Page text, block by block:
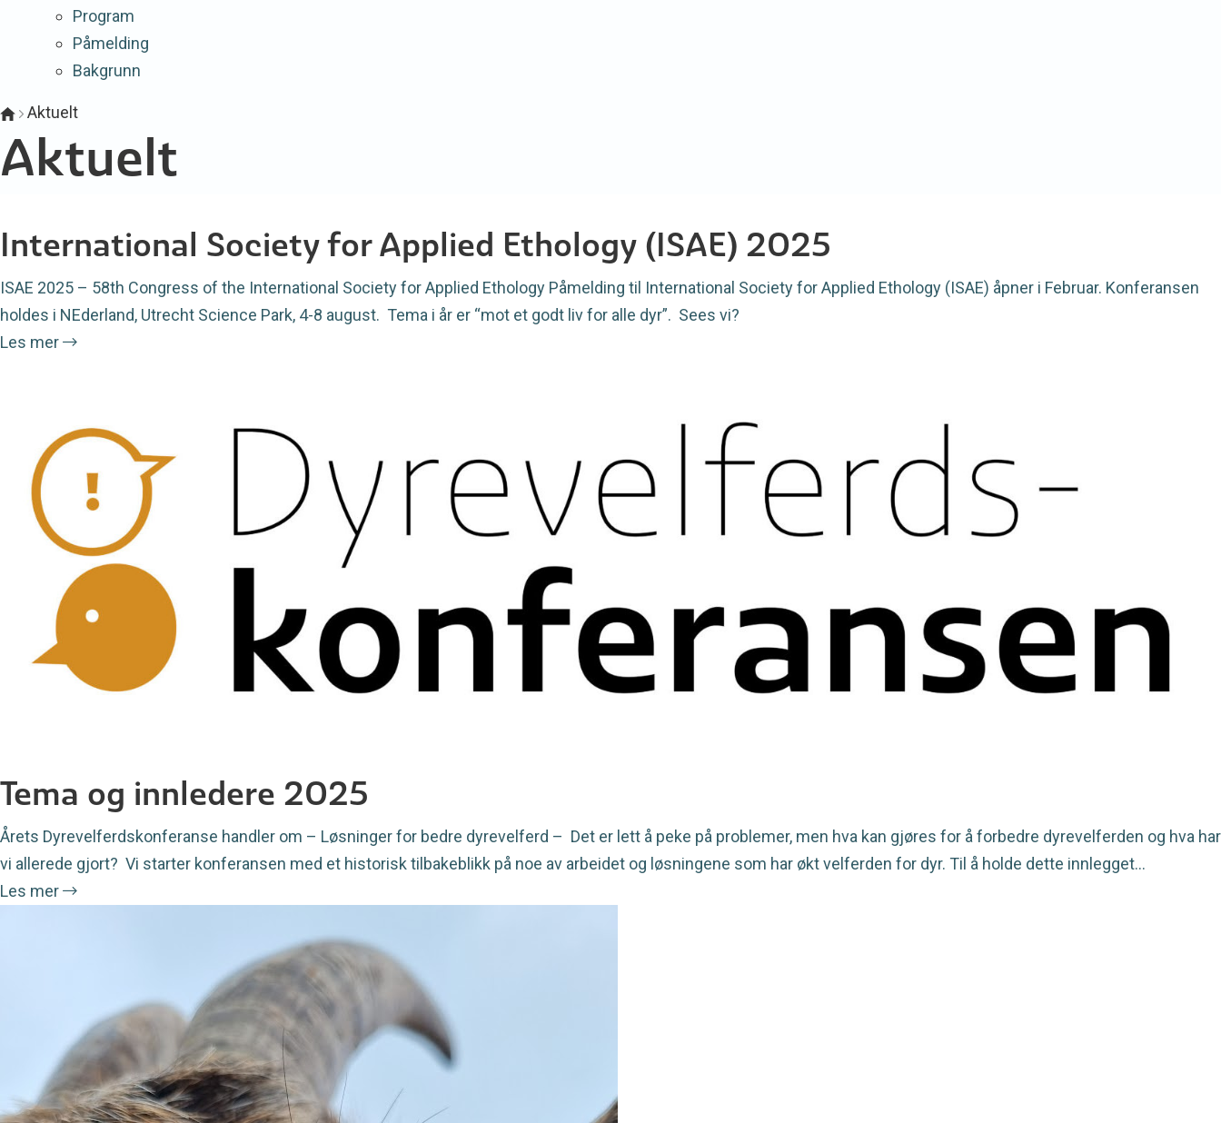
Program
Påmelding
Bakgrunn
Aktuelt
Aktuelt
International Society for Applied Ethology (ISAE) 2025
ISAE 2025 – 58th Congress of the International Society for Applied Ethology Påmelding til International Society for Applied Ethology (ISAE) åpner i Februar. Konferansen
holdes i NEderland, Utrecht Science Park, 4-8 august. Tema i år er “mot et godt liv for alle dyr”. Sees vi?
Les mer
Tema og innledere 2025
Årets Dyrevelferdskonferanse handler om – Løsninger for bedre dyrevelferd – Det er lett å peke på problemer, men hva kan gjøres for å forbedre dyrevelferden og hva har
vi allerede gjort? Vi starter konferansen med et historisk tilbakeblikk på noe av arbeidet og løsningene som har økt velferden for dyr. Til å holde dette innlegget…
Les mer